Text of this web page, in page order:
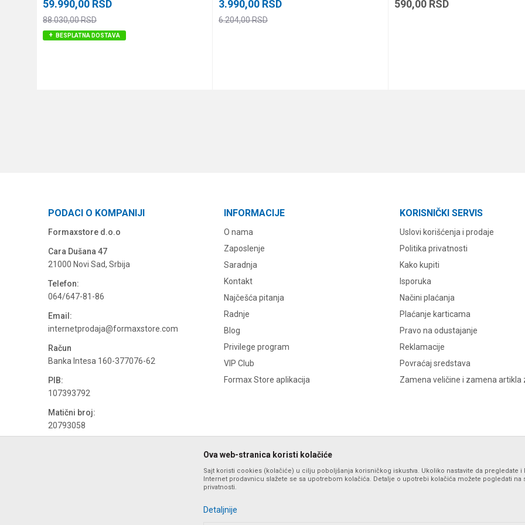
59.990,00 RSD
88.030,00RSD
BESPLATNA DOSTAVA
3.990,00 RSD
6.204,00RSD
590,00 RSD
PODACI O KOMPANIJI
Formaxstore d.o.o
Cara Dušana 47
21000 Novi Sad, Srbija
Telefon:
064/647-81-86
Email:
internetprodaja@formaxstore.com
Račun
Banka Intesa 160-377076-62
PIB:
107393792
Matični broj:
20793058
INFORMACIJE
O nama
Zaposlenje
Saradnja
Kontakt
Najčešća pitanja
Radnje
Blog
Privilege program
VIP Club
Formax Store aplikacija
KORISNIČKI SERVIS
Uslovi korišćenja i prodaje
Politika privatnosti
Kako kupiti
Isporuka
Načini plaćanja
Plaćanje karticama
Pravo na odustajanje
Reklamacije
Povraćaj sredstava
Zamena veličine i zamena artikla
Ova web-stranica koristi kolačiće
Sajt koristi cookies (kolačiće) u cilju poboljšanja korisničkog iskustva. Ukoliko nastavite da pregledate i
Internet prodavnicu slažete se sa upotrebom kolačića. Detalje o upotrebi kolačića možete pogledati na
privatnosti.
Detaljnije